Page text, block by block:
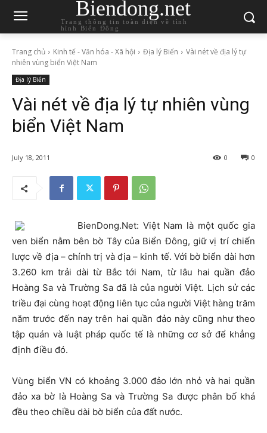
Biendong.net
Trang thông tin toàn diện về tình
hình Biển Đông
Trang chủ Kinh tế - Văn hóa - Xã hội Địa lý Biển
Vài nét về địa lý tự
nhiên vùng biển Việt Nam
Địa lý Biển
Vài nét về địa lý tự nhiên vùng
biển Việt Nam
July 18, 2011 0
0
BienDong.Net: Việt Nam là một quốc gia
ven biển nằm bên bờ Tây của Biển Đông, giữ vị trí chiến
lược về địa – chính trị và địa – kinh tế. Với bờ biển dài hơn
3.260 km trải dài từ Bắc tới Nam, từ lâu hai quần đảo
Hoàng Sa và Trường Sa đã là của người Việt. Lịch sử các
triều đại cùng hoạt động liên tục của người Việt hàng trăm
năm trước đến nay trên hai quần đảo này cũng như theo
tập quán và luật pháp quốc tế là những cơ sở để khẳng
định điều đó.
Vùng biển VN có khoảng 3.000 đảo lớn nhỏ và hai quần
đảo xa bờ là Hoàng Sa và Trường Sa được phân bố khá
đều theo chiều dài bờ biển của đất nước.